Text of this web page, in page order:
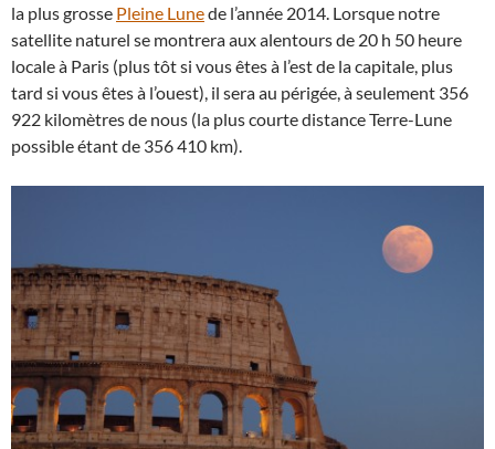
la plus grosse Pleine Lunede l’année 2014. Lorsque notre
satellite naturel se montrera aux alentours de 20 h 50 heure
locale à Paris (plus tôt si vous êtes à l’est de la capitale, plus
tard si vous êtes à l’ouest), il sera au périgée, à seulement 356
922 kilomètres de nous (la plus courte distance Terre-Lune
possible étant de 356 410 km).